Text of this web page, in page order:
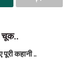
चूक..
कहानी ..